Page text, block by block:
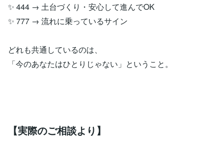
✨ 444 → 土台づくり・安心して進んでOK
✨ 777 → 流れに乗っているサイン
どれも共通しているのは、
「今のあなたはひとりじゃない」ということ。
【実際のご相談より】